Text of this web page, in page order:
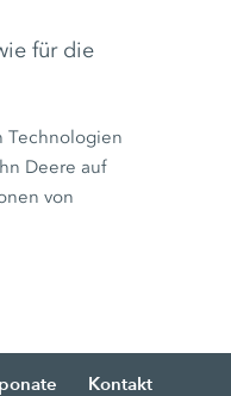
für die
Technologien
Deere auf
von
Kontakt